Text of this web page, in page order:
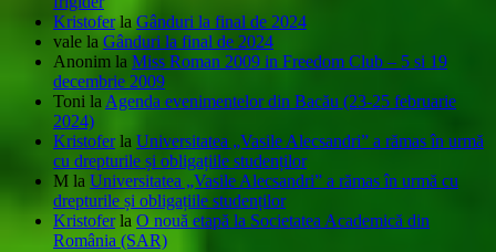
Kristoferla Gânduri la final de 2024
vale la Gânduri la final de 2024
Anonim la Miss Roman 2009 in Freedom Club – 5 si 19
decembrie 2009
Toni laAgenda evenimentelor din Bacău (23-25 februarie
2024)
Kristoferla Universitatea „Vasile Alecsandri” a rămas în urmă
cu drepturile și obligațiile studenților
M la Universitatea „Vasile Alecsandri” a rămas în urmă cu
drepturile și obligațiile studenților
Kristoferla O nouă etapă la Societatea Academică din
România (SAR)